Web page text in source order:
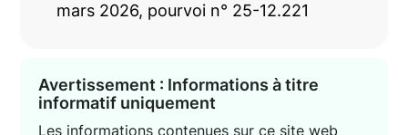
mars 2026, pourvoi n° 25-12.221
Avertissement : Informations à titre
informatif uniquement
Les informations contenues sur ce site web